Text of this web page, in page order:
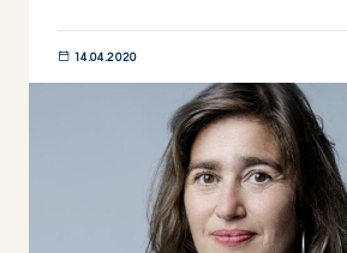
14.04.2020
DESCUBRIR AHORA